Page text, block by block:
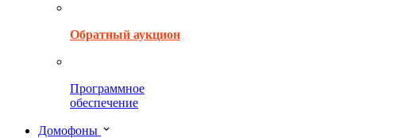
Обратный аукцион
Программное
обеспечение
Домофоны